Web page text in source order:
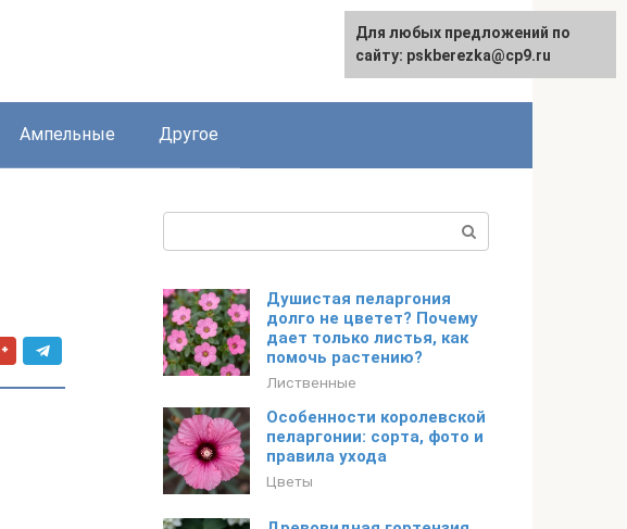
English
Ампельные Другое
Душистая пеларгония
долго не цветет? Почему
дает только листья, как
помочь растению?
Лиственные
Особенности королевской
пеларгонии: сорта, фото и
правила ухода
Цветы
Для любых предложений по
сайту: pskberezka@cp9.ru